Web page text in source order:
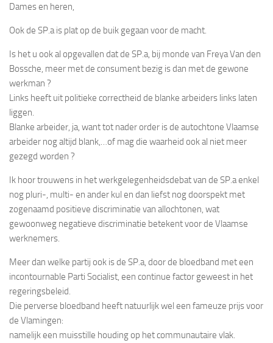
Dames en heren,
Ook de SP.a is plat op de buik gegaan voor de macht.
Is het u ook al opgevallen dat de SP.a, bij monde van Freya Van den
Bossche, meer met de consument bezig is dan met de gewone
werkman ?
Links heeft uit politieke correctheid de blanke arbeiders links laten
liggen.
Blanke arbeider, ja, want tot nader order is de autochtone Vlaamse
arbeider nog altijd blank,…of mag die waarheid ook al niet meer
gezegd worden ?
Ik hoor trouwens in het werkgelegenheidsdebat van de SP.a enkel
nog pluri-, multi- en ander kul en dan liefst nog doorspekt met
zogenaamd positieve discriminatie van allochtonen, wat
gewoonweg negatieve discriminatie betekent voor de Vlaamse
werknemers.
Meer dan welke partij ook is de SP.a, door de bloedband met een
incontournable Parti Socialist, een continue factor geweest in het
regeringsbeleid.
Die perverse bloedband heeft natuurlijk wel een fameuze prijs voor
de Vlamingen:
namelijk een muisstille houding op het communautaire vlak.